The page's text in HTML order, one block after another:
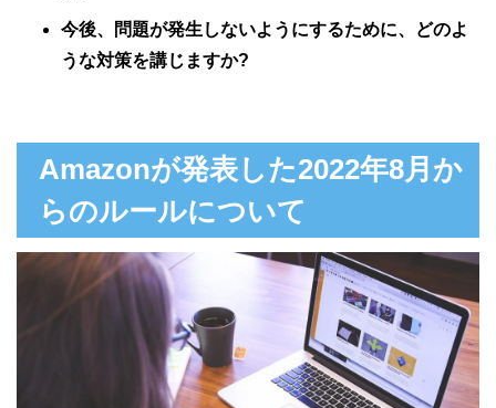
今後、問題が発生しないようにするために、どのよ
うな対策を講じますか?
Amazonが発表した2022年8月か
らのルールについて